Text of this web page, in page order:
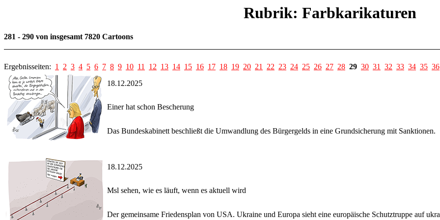
Rubrik: Farbkarikaturen
281 - 290 von insgesamt 7820 Cartoons
Ergebnisseiten: 1 2 3 4 5 6 7 8 9 10 11 12 13 14 15 16 17 18 19 20 21 22 23 24 25 26 27 28 29 30 31 32 33 34 35 36
18.12.2025
Einer hat schon Bescherung
Das Bundeskabinett beschließt die Umwandlung des Bürgergelds in eine Grundsicherung mit Sanktionen.
18.12.2025
Msl sehen, wie es läuft, wenn es aktuell wird
Der gemeinsame Friedensplan von USA. Ukraine und Europa sieht eine europäische Schutztruppe auf